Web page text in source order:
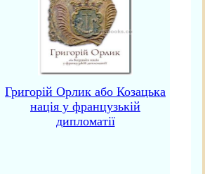
Григорій Орлик або Козацька
нація у французькій
дипломатії